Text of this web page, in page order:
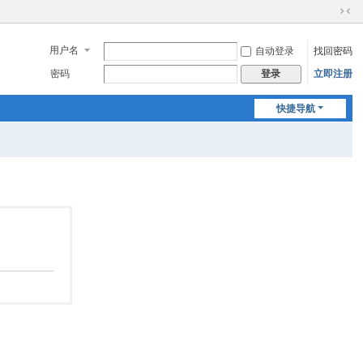
切
到
窄
用户名 自动登录
找回密码
密码
登录 立即注册
快捷导航